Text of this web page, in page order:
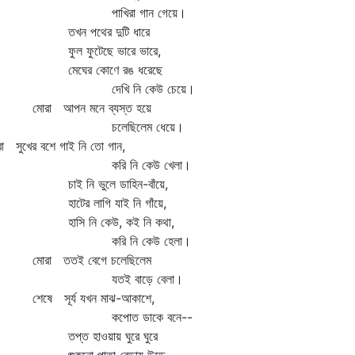
গান গেয়ে।
পথের দুটি ধারে
ফুটেছে ভারে ভারে,
কোণে রঙ ধরেছে
নি কেউ চেয়ে।
আপন মনে ব্যস্ত হয়ে
ধেয়ে।
সুখের বশে গাই নি তো গান,
নি কেউ খেলা।
নি ভুলে ডাহিন-বাঁয়ে,
লাগি যাই নি গাঁয়ে,
নি কেউ, কই নি কথা,
নি কেউ হেলা।
ততই বেগে চলেছিলেম
বাড়ে বেলা।
সূর্য যখন মাঝ-আকাশে,
ডাকে বনে--
হাওয়ায় ঘুরে ঘুরে